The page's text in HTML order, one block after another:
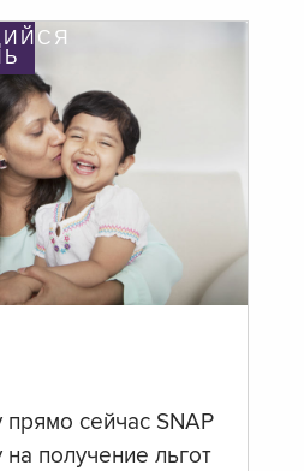
прямо сейчас SNAP
на получение льгот